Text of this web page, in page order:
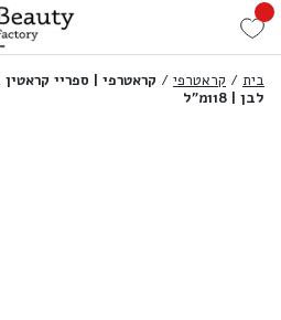
בית / קראטרפי / קראטרפי | ספריי
לבן | 118מ”ל